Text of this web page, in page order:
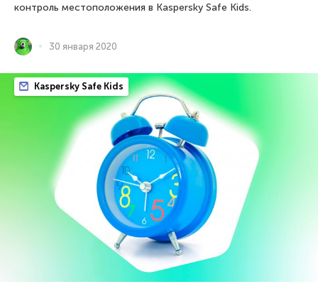
контроль местоположения в Kaspersky Safe Kids.
30 января 2020
Kaspersky Safe Kids